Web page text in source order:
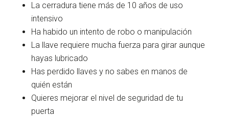
La cerradura tiene más de 10 años de uso
intensivo
Ha habido un intento de robo o manipulación
La llave requiere mucha fuerza para girar aunque
hayas lubricado
Has perdido llaves y no sabes en manos de
quién están
Quieres mejorar el nivel de seguridad de tu
puerta